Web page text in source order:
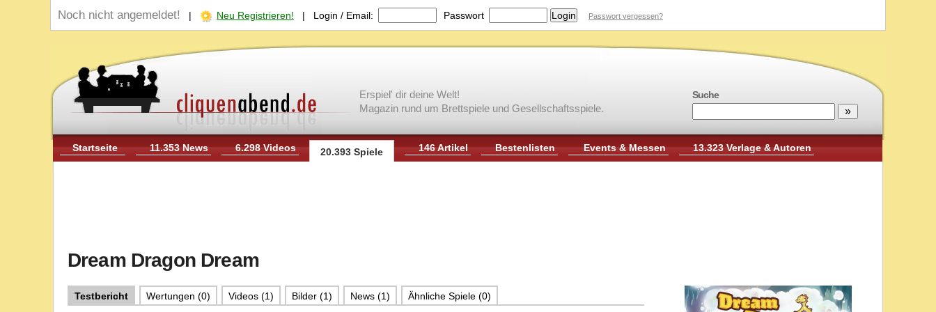
Noch nicht angemeldet! | Neu Registrieren! | Login / Email: Passwort Passwort vergessen?
Suche
Erspiel' dir deine Welt!
Magazin rund um Brettspiele und Gesellschaftsspiele.
Startseite 11.353 News 6.298 Videos 20.393 Spiele 146 Artikel Bestenlisten Events & Messen 13.323 Verlage & Autoren
Dream Dragon Dream
Testbericht Wertungen (0) Videos (1) Bilder (1) News (1) Ähnliche Spiele (0)